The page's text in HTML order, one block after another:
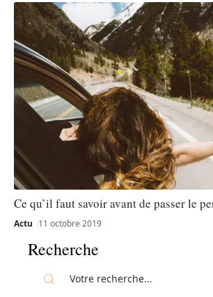
Ce qu’il faut savoir avant de passer le
Actu 11 octobre 2019
Recherche